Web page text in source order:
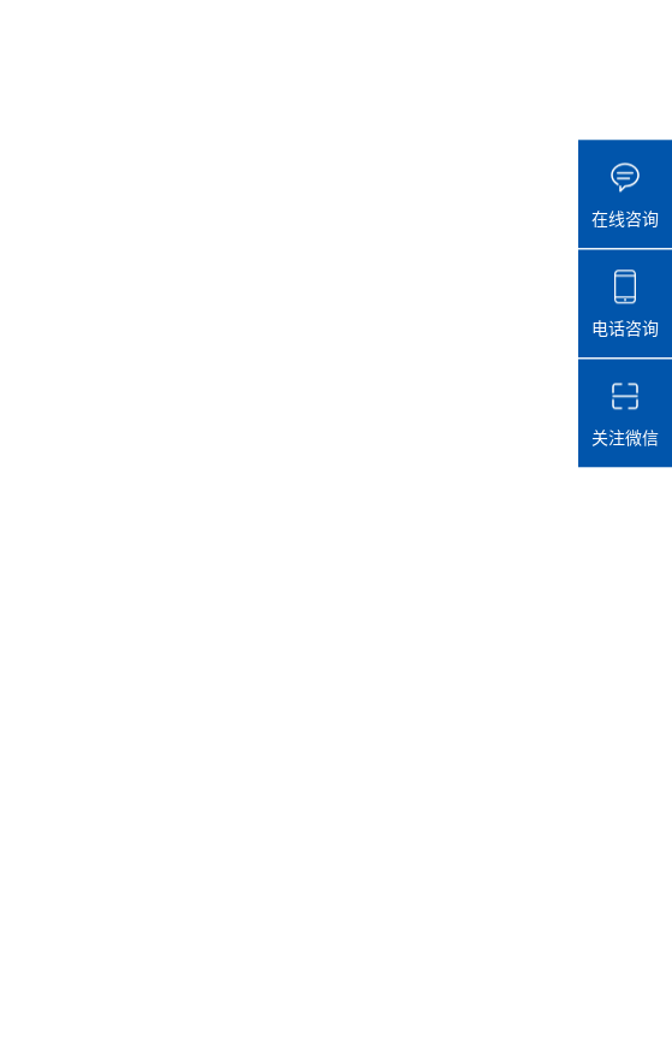
在线咨询
电话咨询
关注微信